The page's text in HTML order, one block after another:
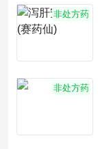
非处方药
非处方药